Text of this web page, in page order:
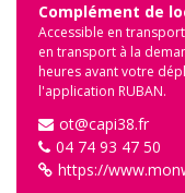
Complément de
Accessible en
en transport à la
heures avant votre
l'application RUBAN.
ot@capi38.fr
04 74 93 47 50
https://